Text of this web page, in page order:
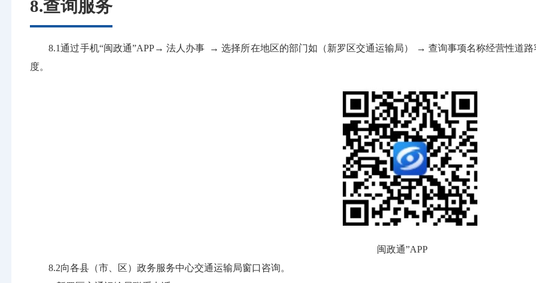
8.查询服务
8.1通过手机“闽政通”APP→ 法人办事 → 选择所在地区的部门如（新罗区交通运输局） → 查询事项名称经营性道
度。
闽政通”APP
8.2向各县（市、区）政务服务中心交通运输局窗口咨询。